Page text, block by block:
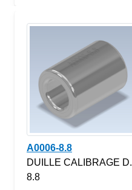
A0006-8.8
DUILLE CALIBRAGE D.
8.8